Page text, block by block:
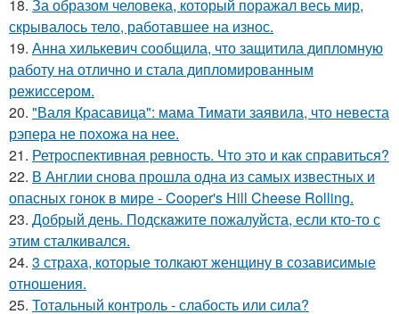
18. За образом человека, который поражал весь мир,
скрывалось тело, работавшее на износ.
19. Анна хилькевич сообщила, что защитила дипломную
работу на отлично и стала дипломированным
режиссером.
20. "Валя Красавица": мама Тимати заявила, что невеста
рэпера не похожа на нее.
21. Ретроспективная ревность. Что это и как справиться?
22. В Англии снова прошла одна из самых известных и
опасных гонок в мире - Cooper's Hill Cheese Rolling.
23. Добрый день. Подскaжите пожалуйста, если кто-то с
этим сталкивался.
24. 3 страха, которые толкают женщину в созависимые
отношения.
25. Тотальный контроль - слабость или сила?